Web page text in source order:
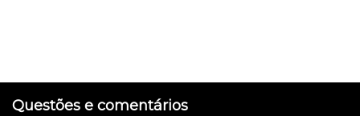
Questões e comentários